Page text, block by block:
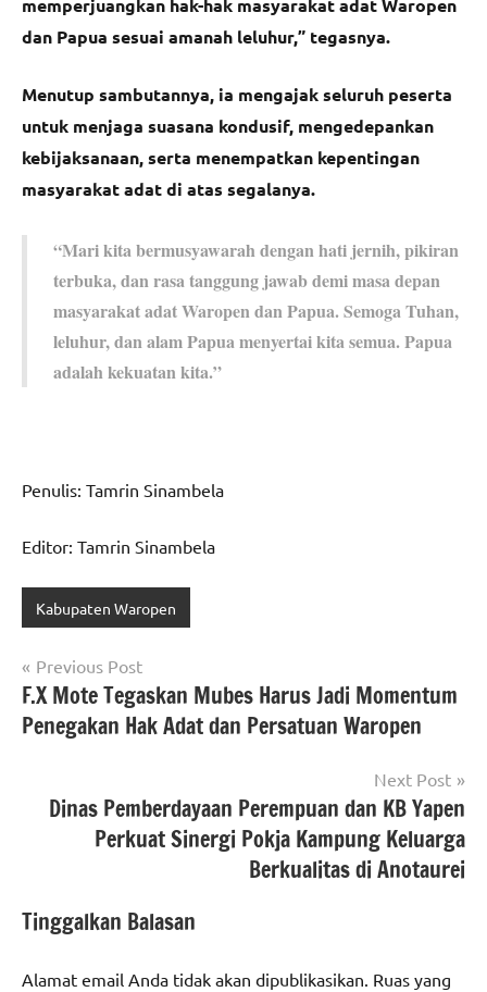
memperjuangkan hak-hak masyarakat adat Waropen
dan Papua sesuai amanah leluhur,” tegasnya.
Menutup sambutannya, ia mengajak seluruh peserta
untuk menjaga suasana kondusif, mengedepankan
kebijaksanaan, serta menempatkan kepentingan
masyarakat adat di atas segalanya.
“Mari kita bermusyawarah dengan hati jernih, pikiran
terbuka, dan rasa tanggung jawab demi masa depan
masyarakat adat Waropen dan Papua. Semoga Tuhan,
leluhur, dan alam Papua menyertai kita semua. Papua
adalah kekuatan kita.”
Penulis: Tamrin Sinambela
Editor: Tamrin Sinambela
Kabupaten Waropen
Navigasi
pos
Previous Post
F.X Mote Tegaskan Mubes Harus Jadi Momentum
Penegakan Hak Adat dan Persatuan Waropen
Next Post
Dinas Pemberdayaan Perempuan dan KB Yapen
Perkuat Sinergi Pokja Kampung Keluarga
Berkualitas di Anotaurei
Tinggalkan Balasan
Alamat email Anda tidak akan dipublikasikan. Ruas yang